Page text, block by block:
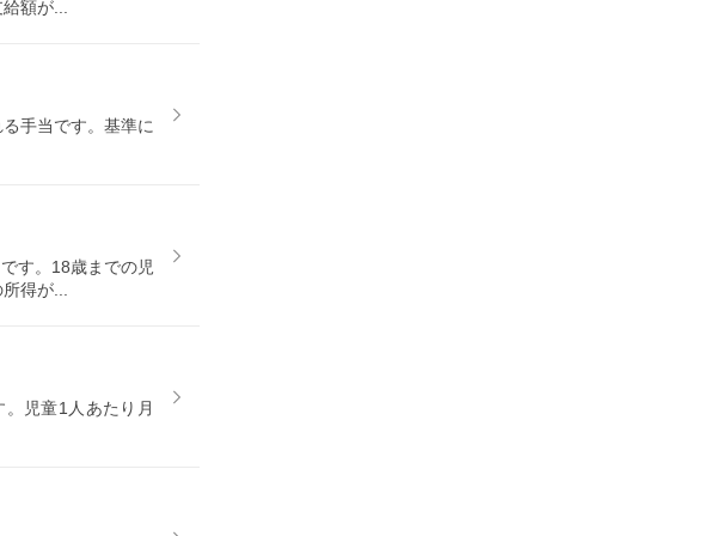
額が...
手当です。基準に
す。18歳までの児
得が...
児童1人あたり月